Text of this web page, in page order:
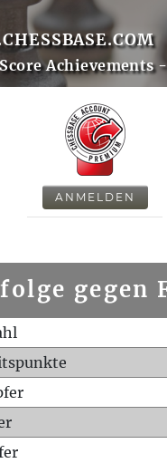
Achievements
ANMELDEN
gegen